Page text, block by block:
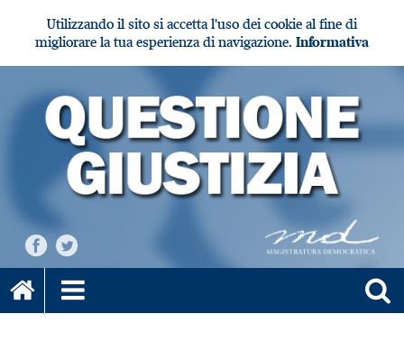
Utilizzando il sito si accetta l'uso dei cookie al fine di
migliorare la tua esperienza di navigazione. Informativa